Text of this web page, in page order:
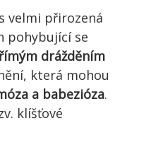
velmi přirozená
pohybující se
drážděním
která mohou
a babezióza.
klíšťové